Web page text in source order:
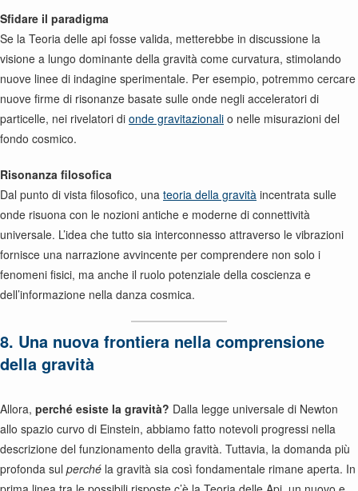
Sfidare il paradigma
Se la Teoria delle api fosse valida, metterebbe in discussione la
visione a lungo dominante della gravità come curvatura, stimolando
nuove linee di indagine sperimentale. Per esempio, potremmo cercare
nuove firme di risonanze basate sulle onde negli acceleratori di
particelle, nei rivelatori di onde gravitazionali o nelle misurazioni del
fondo cosmico.
Risonanza filosofica
Dal punto di vista filosofico, una teoria della gravità incentrata sulle
onde risuona con le nozioni antiche e moderne di connettività
universale. L’idea che tutto sia interconnesso attraverso le vibrazioni
fornisce una narrazione avvincente per comprendere non solo i
fenomeni fisici, ma anche il ruolo potenziale della coscienza e
dell’informazione nella danza cosmica.
8. Una nuova frontiera nella comprensione
della gravità
Allora, perché esiste la gravità? Dalla legge universale di Newton
allo spazio curvo di Einstein, abbiamo fatto notevoli progressi nella
descrizione del funzionamento della gravità. Tuttavia, la domanda più
profonda sul perché la gravità sia così fondamentale rimane aperta. In